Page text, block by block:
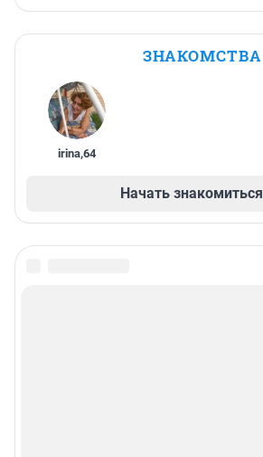
ЗНАКОМСТВА
irina,64
Начать знакомиться